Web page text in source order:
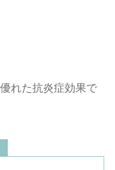
れた抗炎症効果で